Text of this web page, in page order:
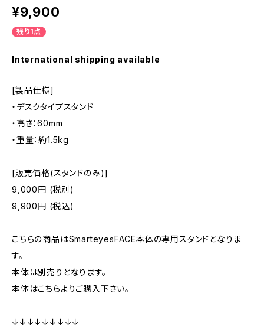
¥9,900
残り1点
International shipping available
[製品仕様]
・デスクタイプスタンド
・高さ：60mm
・重量：約1.5kg
[販売価格(スタンドのみ)]
9,000円 (税別)
9,900円 (税込)
こちらの商品はSmarteyesFACE本体の専用スタンドとなりま
す。
本体は別売りとなります。
本体はこちらよりご購入下さい。
↓↓↓↓↓↓↓↓↓